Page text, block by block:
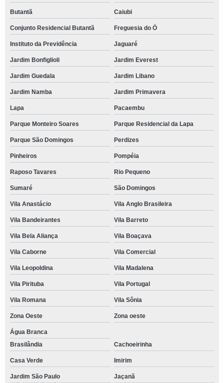
Butantã Caiubi
Conjunto Residencial Butantã Freguesia do Ó
Instituto da Previdência Jaguaré
Jardim Bonfiglioli Jardim Everest
Jardim Guedala Jardim Libano
Jardim Namba Jardim Primavera
Lapa Pacaembu
Parque Monteiro Soares Parque Residencial da Lapa
Parque São Domingos Perdizes
Pinheiros Pompéia
Raposo Tavares Rio Pequeno
Sumaré São Domingos
Vila Anastácio Vila Anglo Brasileira
Vila Bandeirantes Vila Barreto
Vila Bela Aliança Vila Boaçava
Vila Caborne Vila Comercial
Vila Leopoldina Vila Madalena
Vila Pirituba Vila Portugal
Vila Romana Vila Sônia
Zona Oeste Zona oeste
Água Branca
Brasilândia
Cachoeirinha
Casa Verde Imirim
Jardim São Paulo Jaçanã